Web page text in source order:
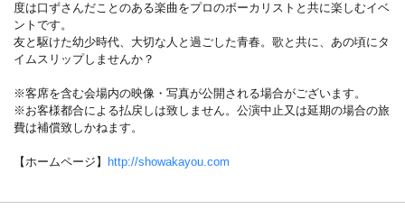
度は口ずさんだことのある楽曲をプロのボーカリストと共に楽しむイベ
ントです。
友と駆けた幼少時代、大切な人と過ごした青春。歌と共に、あの頃にタ
イムスリップしませんか？
※客席を含む会場内の映像・写真が公開される場合がございます。
※お客様都合による払戻しは致しません。公演中止又は延期の場合の旅
費は補償致しかねます。
【ホームページ】 http://showakayou.com